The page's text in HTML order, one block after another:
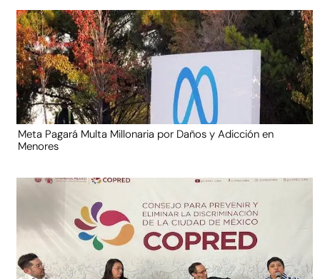
Meta Pagará Multa Millonaria por Daños y Adicción en
Menores